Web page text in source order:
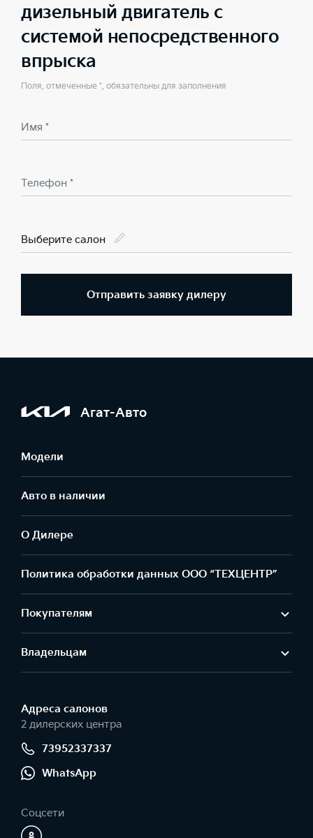
дизельный двигатель с
системой непосредственного
впрыска
Поля, отмеченные *, обязательны для заполнения
Имя *
Телефон *
Выберите салон
Отправить заявку дилеру
Агат-Авто
Модели
Авто в наличии
О Дилере
Политика обработки данных ООО “ТЕХЦЕНТР”
Покупателям
Владельцам
Адреса салонов
2 дилерских центра
73952337337
WhatsApp
Соцсети